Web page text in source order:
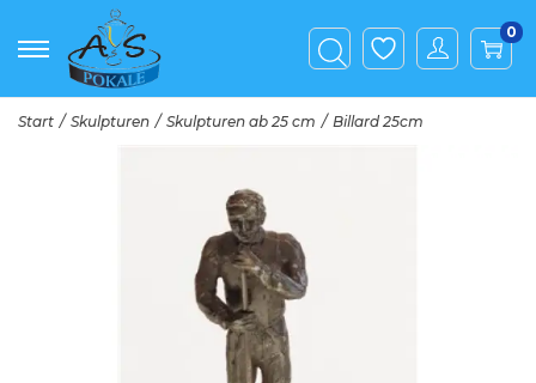
0
Start / Skulpturen / Skulpturen ab 25 cm / Billard 25cm